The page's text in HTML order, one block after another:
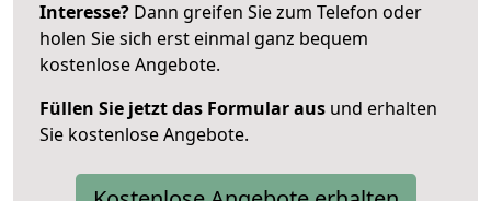
Interesse? Dann greifen Sie zum Telefon oder
holen Sie sich erst einmal ganz bequem
kostenlose Angebote.
Füllen Sie jetzt das Formular aus und erhalten
Sie kostenlose Angebote.